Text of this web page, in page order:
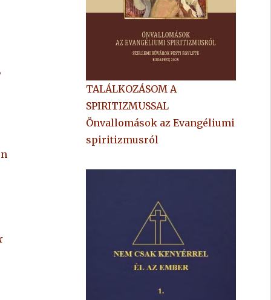
TALÁLKOZÁSOM A
SPIRITIZMUSSAL
Önvallomások az Evangéliumi
spiritizmusról